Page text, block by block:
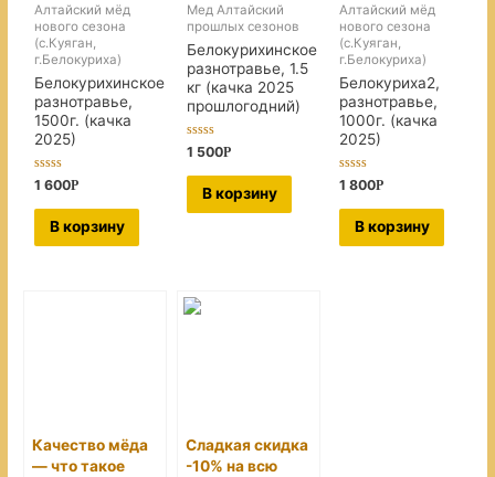
Алтайский мёд
нового сезона
(с.Куяган,
г.Белокуриха)
Белокурихинское
разнотравье,
1500г. (качка
2025)
О
ц
е
а
1 600Р
В корзину
Мед Алтайский
прошлых сезонов
Белокурихинское
разнотравье, 1.5
кг (качка 2025
прошлогодний)
О
ц
е
а
1 500Р
В корзину
Алтайский мёд
нового сезона
(с.Куяган,
г.Белокуриха)
Белокуриха2,
разнотравье,
1000г. (качка
2025)
О
ц
е
а
1 800Р
В корзину
Качество мёда
— что такое
Сладкая скидка
-10% на всю